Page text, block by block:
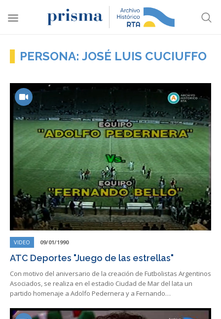
PERSONA: JOSÉ LUIS CUCIUFFO
VIDEO 09/01/1990
ATC Deportes "Juego de las estrellas"
Con motivo del aniversario de la creación de Futbolistas Argentinos
Asociados, se realiza en el estadio Ciudad de Mar del lata un
partido homenaje a Adolfo Pedernera y a Fernando…